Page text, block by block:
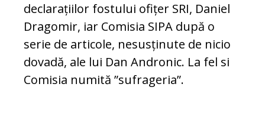
declarațiilor fostului ofițer SRI, Daniel
Dragomir, iar Comisia SIPA după o
serie de articole, nesusținute de nicio
dovadă, ale lui Dan Andronic. La fel si
Comisia numită ”sufrageria”.